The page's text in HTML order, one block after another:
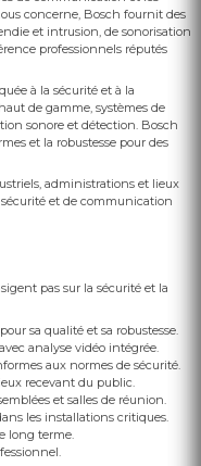
concerne, Bosch fournit des
et intrusion, de sonorisation
professionnels réputés
à la sécurité et à la
de gamme, systèmes de
sonore et détection. Bosch
et la robustesse pour des
administrations et lieux
et de communication
pas sur la sécurité et la
sa qualité et sa robustesse.
analyse vidéo intégrée.
aux normes de sécurité.
recevant du public.
et salles de réunion.
les installations critiques.
long terme.